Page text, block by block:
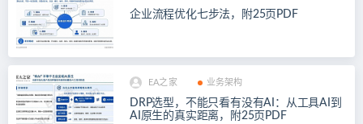
企业流程优化七步法，附25页PDF
EA之家 业务架构
DRP选型，不能只看有没有AI：从工具AI到
AI原生的真实距离，附25页PDF